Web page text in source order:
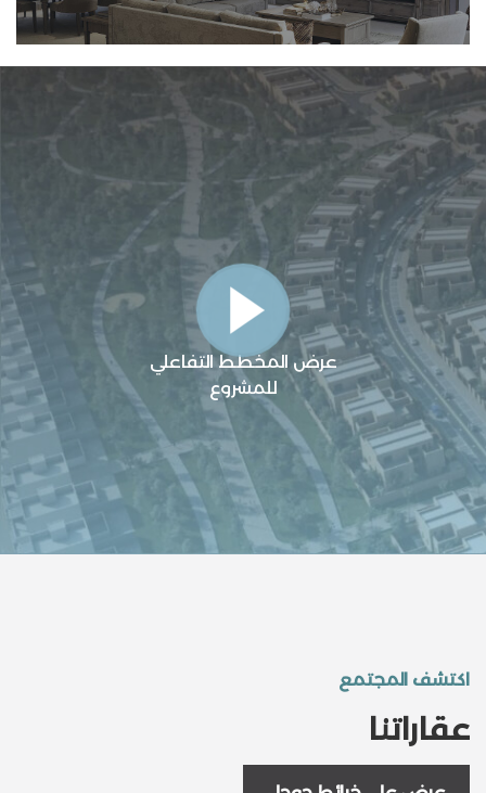
عرض المخطط التفاعلي
للمشروع
اكتشف المجتمع
عقاراتنا